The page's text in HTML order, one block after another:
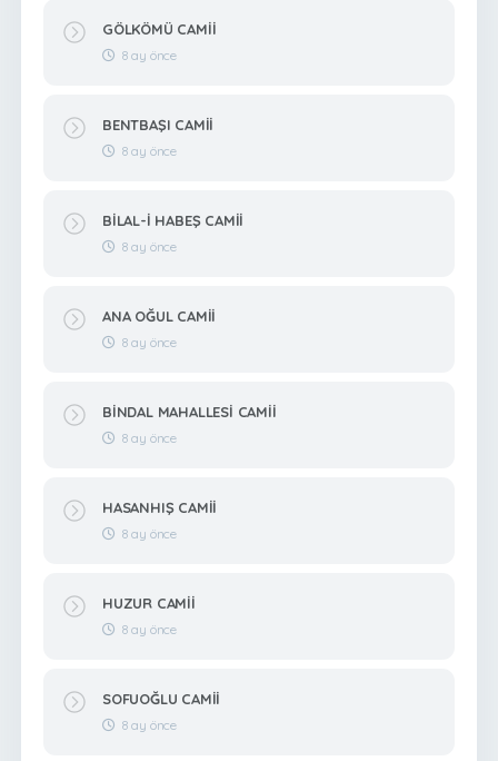
GÖLKÖMÜ CAMİİ
8 ay önce
BENTBAŞI CAMİİ
8 ay önce
BİLAL-İ HABEŞ CAMİİ
8 ay önce
ANA OĞUL CAMİİ
8 ay önce
BİNDAL MAHALLESİ CAMİİ
8 ay önce
HASANHIŞ CAMİİ
8 ay önce
HUZUR CAMİİ
8 ay önce
SOFUOĞLU CAMİİ
8 ay önce